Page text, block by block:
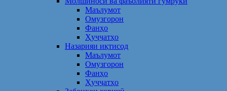
Маълумот
Омузгорон
Фанҳо
Ҳуҷҷатҳо
Назарияи иқтисод
Маълумот
Омузгорон
Фанҳо
Ҳуҷҷатҳо